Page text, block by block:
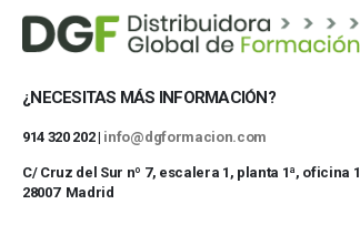
¿NECESITAS MÁS INFORMACIÓN?
914 320 202 | info@dgformacion.com
C/ Cruz del Sur nº 7, escalera 1, planta 1ª, oficina 1
28007 Madrid